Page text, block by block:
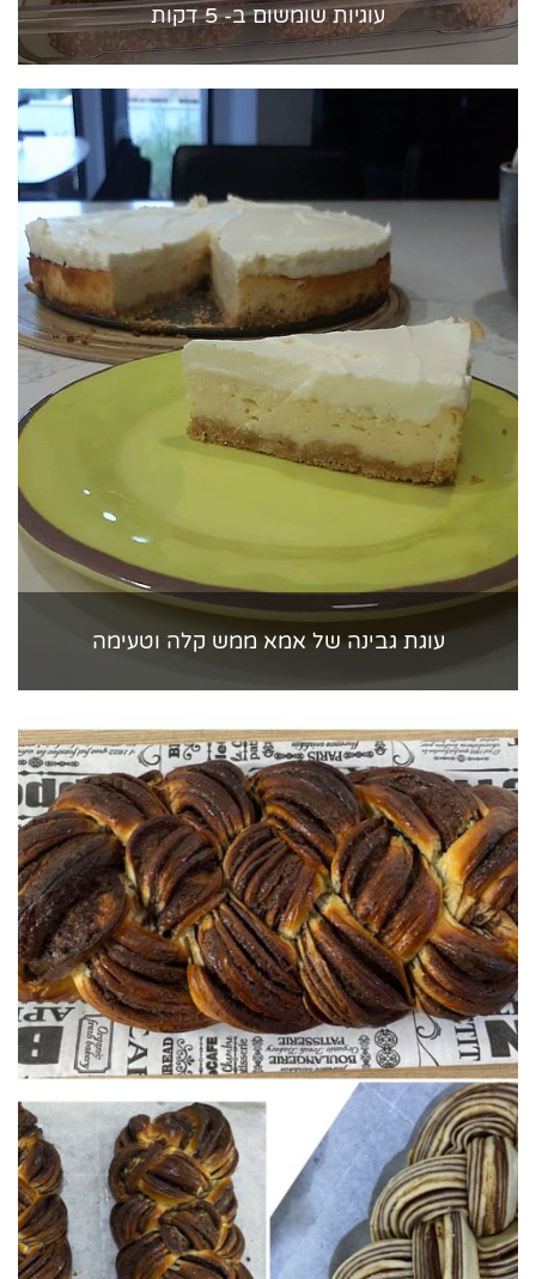
עוגיות שומשום ב- 5 דקות
עוגת גבינה של אמא ממש קלה וטעימה